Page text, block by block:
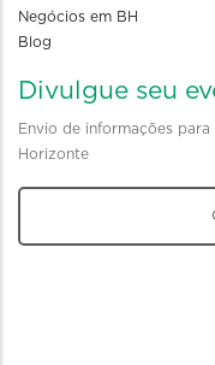
Negócios em BH
Blog
Divulgue seu
Envio de informações
Horizonte